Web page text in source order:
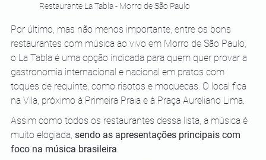
Restaurante La Tabla - Morro de São Paulo
Por último, mas não menos importante, entre os bons
restaurantes com música ao vivo em Morro de São Paulo,
o La Tabla é uma opção indicada para quem quer provar a
gastronomia internacional e nacional em pratos com
toques de requinte, como risotos e moquecas. O local fica
na Vila, próximo à Primeira Praia e à Praça Aureliano Lima.
Assim como todos os restaurantes dessa lista, a música é
muito elogiada, sendo as apresentações principais com
foco na música brasileira